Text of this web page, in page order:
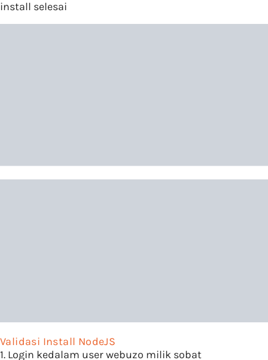
install selesai
Validasi Install NodeJS
1. Login kedalam user webuzo milik sobat